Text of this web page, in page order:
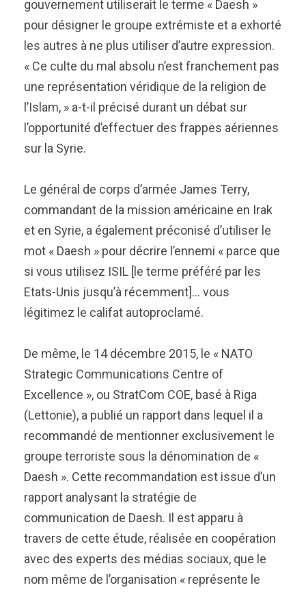
gouvernement utiliserait le terme « Daesh »
pour désigner le groupe extrémiste et a exhorté
les autres à ne plus utiliser d’autre expression.
« Ce culte du mal absolu n’est franchement pas
une représentation véridique de la religion de
l’Islam, » a-t-il précisé durant un débat sur
l’opportunité d’effectuer des frappes aériennes
sur la Syrie.
Le général de corps d’armée James Terry,
commandant de la mission américaine en Irak
et en Syrie, a également préconisé d’utiliser le
mot « Daesh » pour décrire l’ennemi « parce que
si vous utilisez ISIL [le terme préféré par les
Etats-Unis jusqu’à récemment]… vous
légitimez le califat autoproclamé.
De même, le 14 décembre 2015, le « NATO
Strategic Communications Centre of
Excellence », ou StratCom COE, basé à Riga
(Lettonie), a publié un rapport dans lequel il a
recommandé de mentionner exclusivement le
groupe terroriste sous la dénomination de «
Daesh ». Cette recommandation est issue d’un
rapport analysant la stratégie de
communication de Daesh. Il est apparu à
travers de cette étude, réalisée en coopération
avec des experts des médias sociaux, que le
nom même de l’organisation « représente le